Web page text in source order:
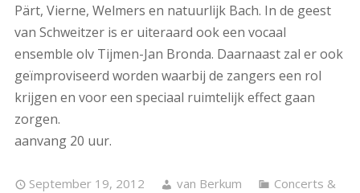
Pärt, Vierne, Welmers en natuurlijk Bach. In de geest
van Schweitzer is er uiteraard ook een vocaal
ensemble olv Tijmen-Jan Bronda. Daarnaast zal er ook
geïmproviseerd worden waarbij de zangers een rol
krijgen en voor een speciaal ruimtelijk effect gaan
zorgen.
aanvang 20 uur.
September 19, 2012 van Berkum
Concerts &